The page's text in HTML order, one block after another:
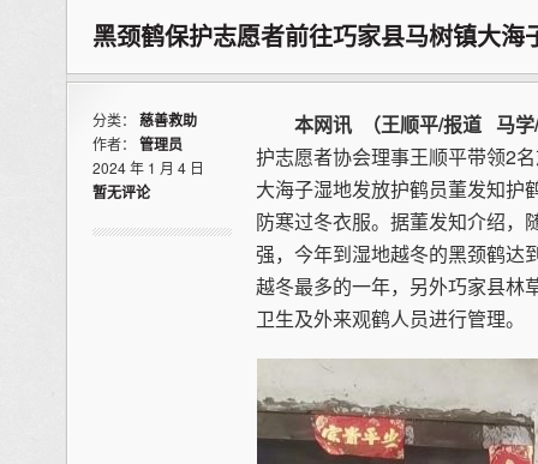
黑颈鹤保护志愿者前往巧家县马树镇大海
分类： 慈善救助
作者： 管理员
2024 年 1 月 4 日
暂无评论
本网讯 （王顺平/报道 马学/
护志愿者协会理事王顺平带领2
大海子湿地发放护鹤员董发知护
防寒过冬衣服。据董发知介绍，
强，今年到湿地越冬的黑颈鹤达
越冬最多的一年，另外巧家县林
卫生及外来观鹤人员进行管理。